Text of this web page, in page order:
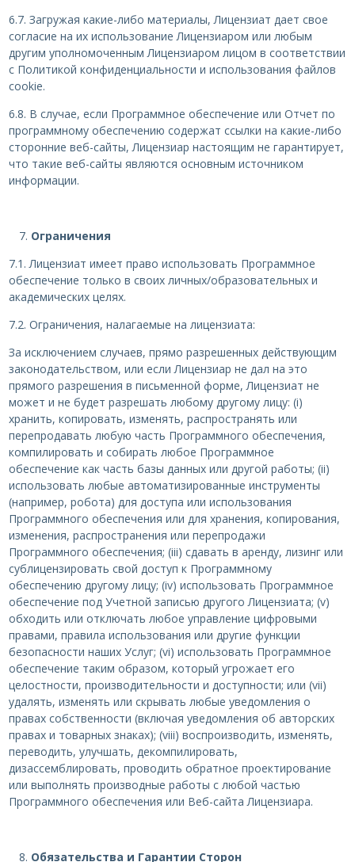
6.7. Загружая какие-либо материалы, Лицензиат дает свое
согласие на их использование Лицензиаром или любым
другим уполномоченным Лицензиаром лицом в соответствии
с Политикой конфиденциальности и использования файлов
cookie.
6.8. В случае, если Программное обеспечение или Отчет по
программному обеспечению содержат ссылки на какие-либо
сторонние веб-сайты, Лицензиар настоящим не гарантирует,
что такие веб-сайты являются основным источником
информации.
Ограничения
7.1. Лицензиат имеет право использовать Программное
обеспечение только в своих личных/образовательных и
академических целях.
7.2. Ограничения, налагаемые на лицензиата:
За исключением случаев, прямо разрешенных действующим
законодательством, или если Лицензиар не дал на это
прямого разрешения в письменной форме, Лицензиат не
может и не будет разрешать любому другому лицу: (i)
хранить, копировать, изменять, распространять или
перепродавать любую часть Программного обеспечения,
компилировать и собирать любое Программное
обеспечение как часть базы данных или другой работы; (ii)
использовать любые автоматизированные инструменты
(например, робота) для доступа или использования
Программного обеспечения или для хранения, копирования,
изменения, распространения или перепродажи
Программного обеспечения; (iii) сдавать в аренду, лизинг или
сублицензировать свой доступ к Программному
обеспечению другому лицу; (iv) использовать Программное
обеспечение под Учетной записью другого Лицензиата; (v)
обходить или отключать любое управление цифровыми
правами, правила использования или другие функции
безопасности наших Услуг; (vi) использовать Программное
обеспечение таким образом, который угрожает его
целостности, производительности и доступности; или (vii)
удалять, изменять или скрывать любые уведомления о
правах собственности (включая уведомления об авторских
правах и товарных знаках); (viii) воспроизводить, изменять,
переводить, улучшать, декомпилировать,
дизассемблировать, проводить обратное проектирование
или выполнять производные работы с любой частью
Программного обеспечения или Веб-сайта Лицензиара.
Обязательства и Гарантии Сторон